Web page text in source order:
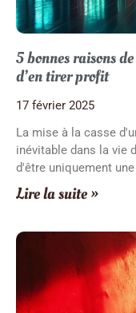
5 bonnes raisons
d’en tirer profit
17 février 2025
La mise à la casse
inévitable dans la vie
d'être uniquement
Lire la suite »